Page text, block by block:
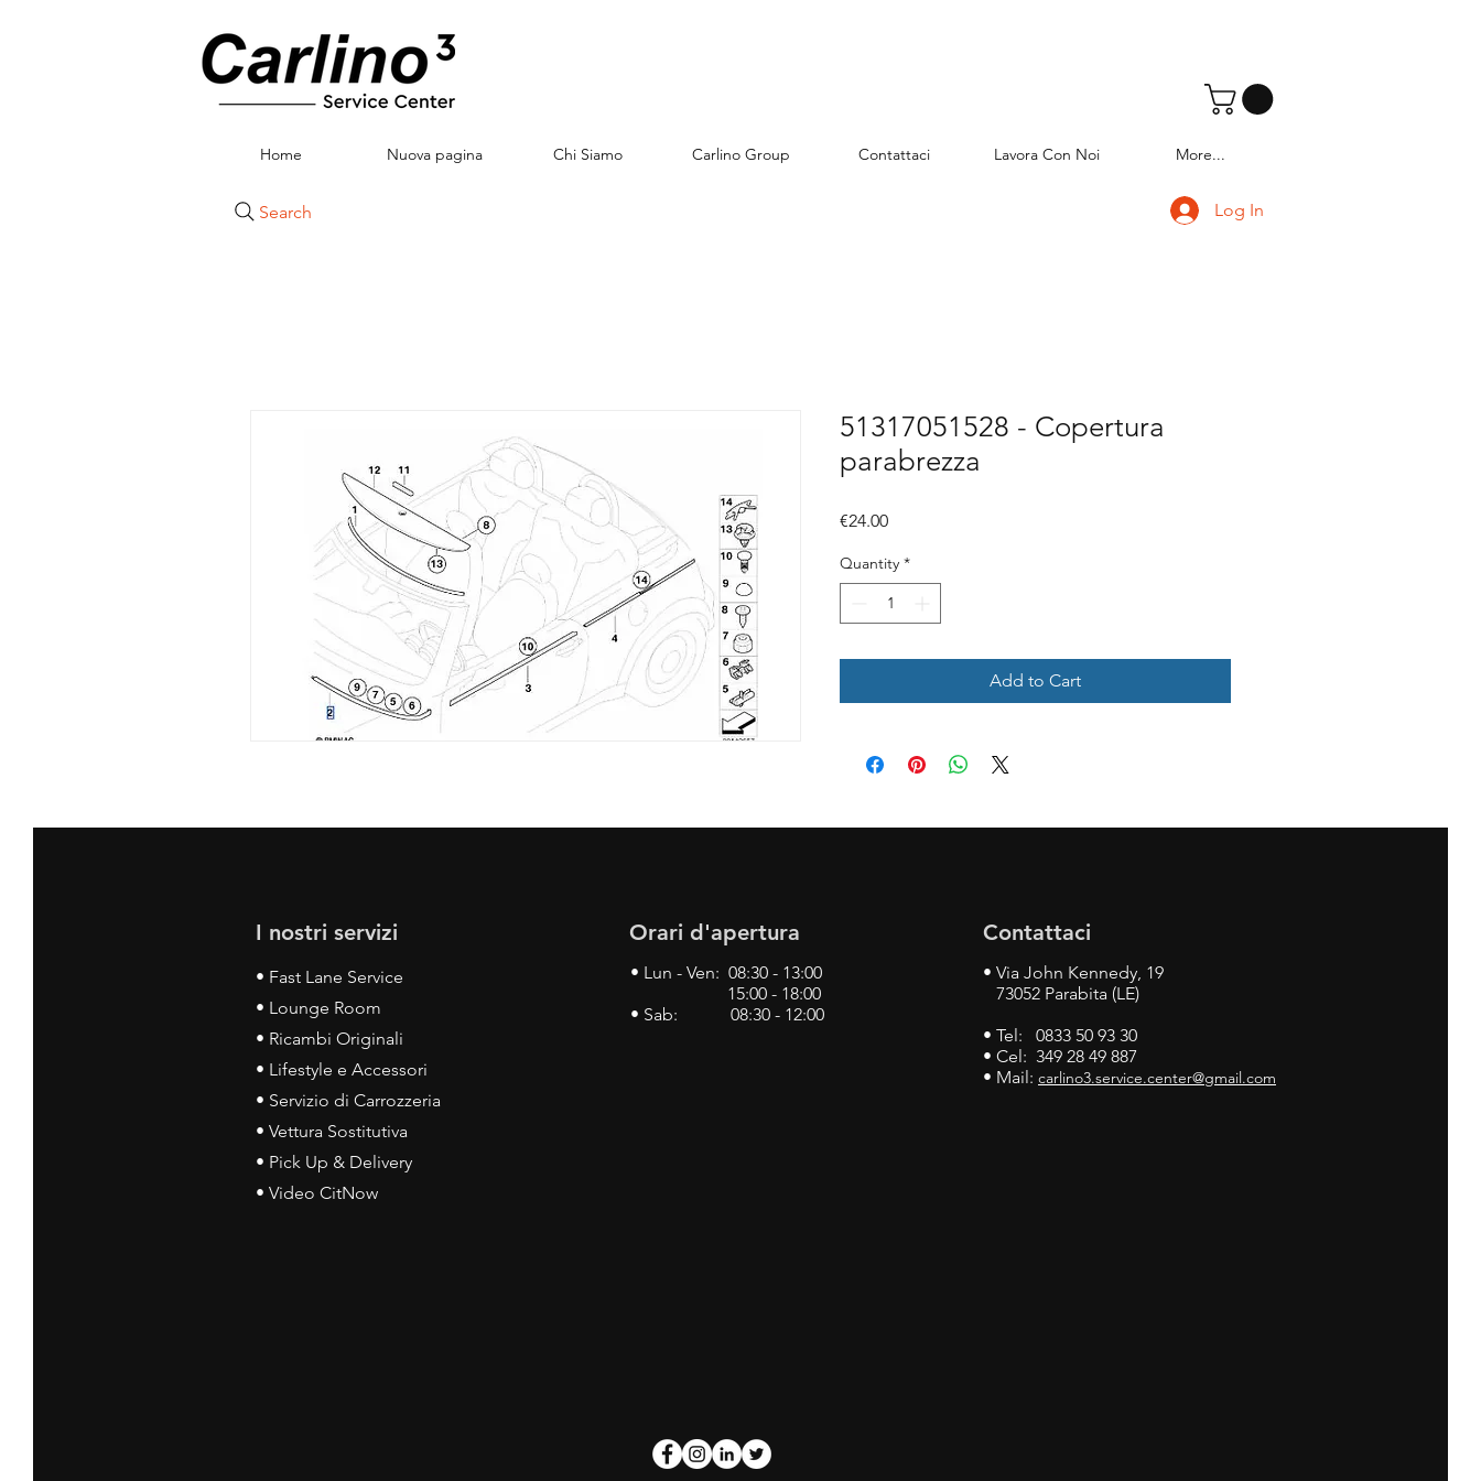
Home Nuova pagina Chi Siamo Carlino Group Contattaci Lavora Con Noi More...
Search Log In
51317051528 - Copertura
parabrezza
€24.00Price
Quantity *
Add to Cart
I nostri servizi
• Fast Lane Service
• Lounge Room
• Ricambi Originali
• Lifestyle e Accessori
• Servizio di Carrozzeria
• Vettura Sostitutiva
• Pick Up & Delivery
• Video CitNow
Orari d'apertura
• Lun - Ven: 08:30 - 13:00
15:00 - 18:00
• Sab: 08:30 - 12:00
Contattaci
• Via John Kennedy, 19
73052 Parabita (LE)
• Tel: 0833 50 93 30
• Cel: 349 28 49 887
• Mail: carlino3.service.center@gmail.com